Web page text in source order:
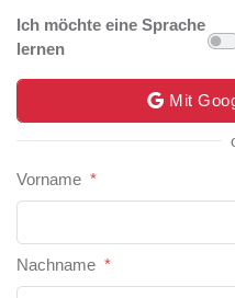
Ich möchte eine Sprache
lernen
Mit
Vorname *
Nachname *